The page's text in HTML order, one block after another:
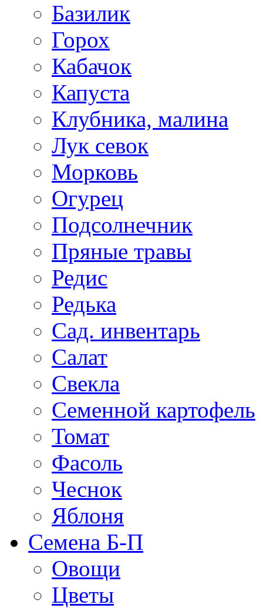
Базилик
Горох
Кабачок
Капуста
Клубника, малина
Лук севок
Морковь
Огурец
Подсолнечник
Пряные травы
Редис
Редька
Сад. инвентарь
Салат
Свекла
Семенной картофель
Томат
Фасоль
Чеснок
Яблоня
Семена Б-П
Овощи
Цветы